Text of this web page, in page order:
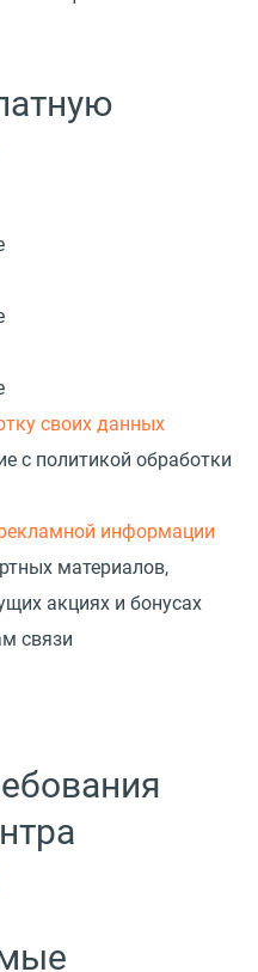
своих данных
с политикой обработки
информации
материалов,
акциях и бонусах
связи